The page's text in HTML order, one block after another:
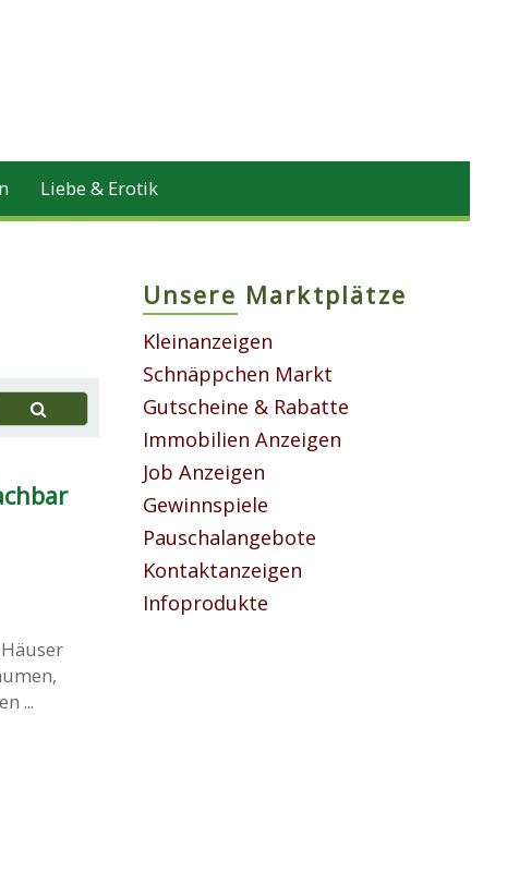
Liebe & Erotik
...
Unsere Marktplätze
Kleinanzeigen
Schnäppchen Markt
Gutscheine & Rabatte
Immobilien Anzeigen
Job Anzeigen
Gewinnspiele
Pauschalangebote
Kontaktanzeigen
Infoprodukte